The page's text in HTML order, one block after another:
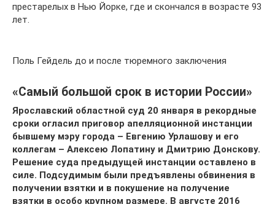
престарелых в Нью Йорке, где и скончался в возрасте 93
лет.
Поль Гейдель до и после тюремного заключения
«Самый большой срок в истории России»
Ярославский областной суд 20 января в рекордные
сроки огласил приговор апелляционной инстанции
бывшему мэру города – Евгению Урлашову и его
коллегам – Алексею Лопатину и Дмитрию Донскову.
Решение суда предыдущей инстанции оставлено в
силе. Подсудимым были предъявлены обвинения в
получении взятки и в покушение на получение
взятки в особо крупном размере. В августе 2016